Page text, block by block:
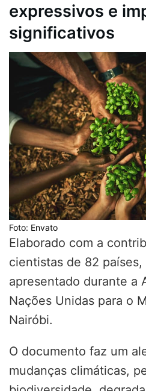
expressivos e
significativos
Foto: Envato
Elaborado com a
cientistas de 82
apresentado durante a
Nações Unidas para o
Nairóbi.
O documento faz um
mudanças climáticas,